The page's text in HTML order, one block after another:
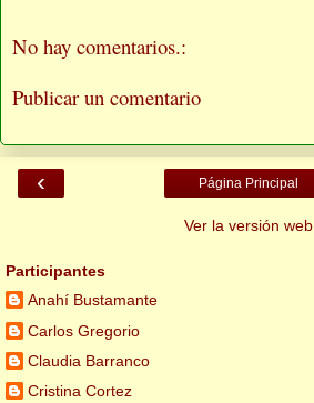
No hay comentarios.:
Publicar un comentario
‹ Página Principal
Ver la versión web
Participantes
Anahí Bustamante
Carlos Gregorio
Claudia Barranco
Cristina Cortez